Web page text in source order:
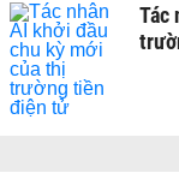
Tác